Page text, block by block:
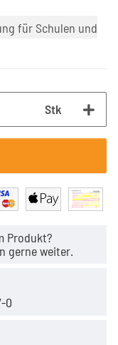
für Schulen und
Stk
Produkt?
gerne weiter.
0